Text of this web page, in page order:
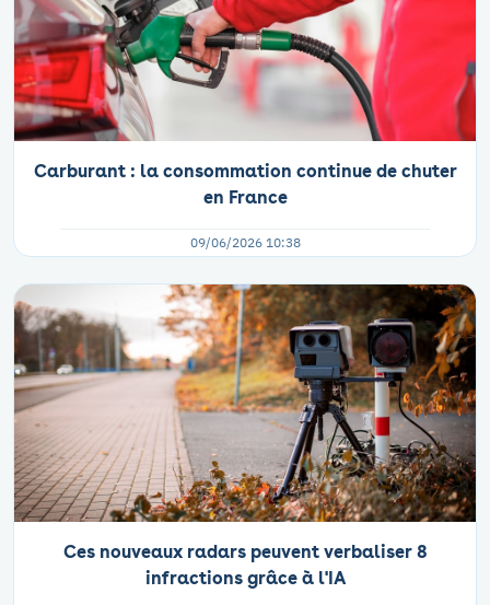
Carburant : la consommation continue de chuter
en France
09/06/2026 10:38
Ces nouveaux radars peuvent verbaliser 8
infractions grâce à l'IA